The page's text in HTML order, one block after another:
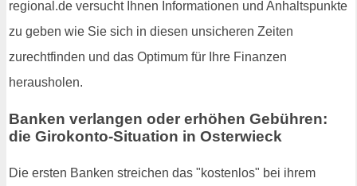
regional.de versucht Ihnen Informationen und Anhaltspunkte
zu geben wie Sie sich in diesen unsicheren Zeiten
zurechtfinden und das Optimum für Ihre Finanzen
herausholen.
Banken verlangen oder erhöhen Gebühren:
die Girokonto-Situation in Osterwieck
Die ersten Banken streichen das "kostenlos" bei ihrem